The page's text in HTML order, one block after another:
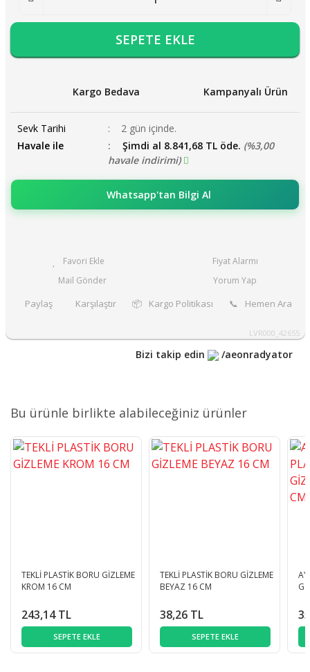
SEPETE EKLE
Kargo Bedava Kampanyalı Ürün
Sevk Tarihi
2 gün içinde.
Havale ile
Şimdi al 8.841,68 TL öde. (%3,00
havale indirimi)
Whatsapp'tan Bilgi Al
Fiyat Alarmı
Mail Gönder
Yorum Yap
Paylaş Karşılaştır 📦 Kargo Politikası 📞 Hemen Ara
LVR000_42655
Bizi takip edin /aeonradyator
Bu ürünle birlikte alabileceğiniz ürünler
TEKLİ PLASTİK BORU GİZLEME
KROM 16 CM
243,14 TL
SEPETE EKLE
TEKLİ PLASTİK BORU GİZLEME
BEYAZ 16 CM
38,26 TL
SEPETE EKLE